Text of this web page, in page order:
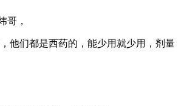
哥，
他们都是西药的，能少用就少用，剂量